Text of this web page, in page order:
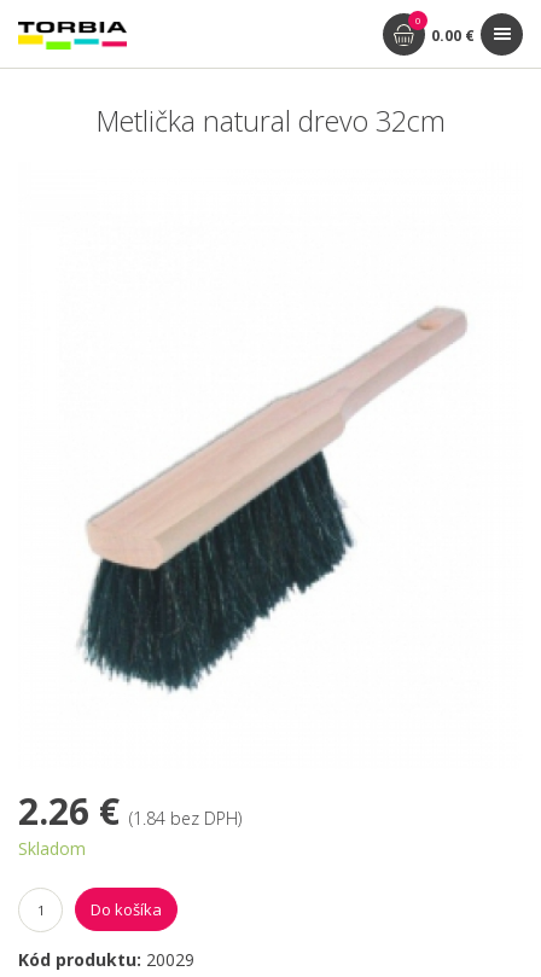
0
0.00 €
Metlička natural drevo 32cm
2.26 € (1.84 bez DPH)
Skladom
Do košíka
Kód produktu: 20029